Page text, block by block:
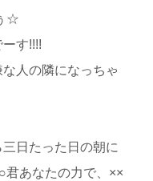
☆
す!!!!
人の隣になっちゃ
日たった日の朝に
君あなたの力で、××